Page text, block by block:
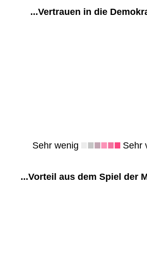
...Vertrauen in die
Sehr wenig Sehr
...Vorteil aus dem Spiel der